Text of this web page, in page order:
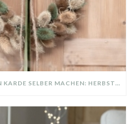
KRANZ AUS WILDEN KARDE SELBER MACHEN: HERBSTDEKO GANZ EINFACH